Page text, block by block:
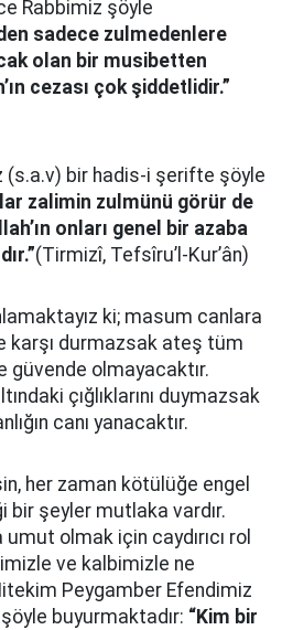
Rabbimiz şöyle
sadece zulmedenlere
olan bir musibetten
cezası çok şiddetlidir.”
(s.a.v) bir hadis-i şerifte şöyle
zalimin zulmünü görür de
onları genel bir azaba
(Tirmizî, Tefsîru’l-Kur’ân)
ki; masum canlara
karşı durmazsak ateş tüm
güvende olmayacaktır.
çığlıklarını duymazsak
canı yanacaktır.
her zaman kötülüğe engel
bir şeyler mutlaka vardır.
olmak için caydırıcı rol
ve kalbimizle ne
Peygamber Efendimiz
buyurmaktadır: “Kim bir